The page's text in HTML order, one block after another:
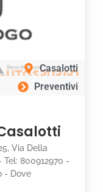
Casalotti
Preventivi
Via Della
800912970 -
- Dove